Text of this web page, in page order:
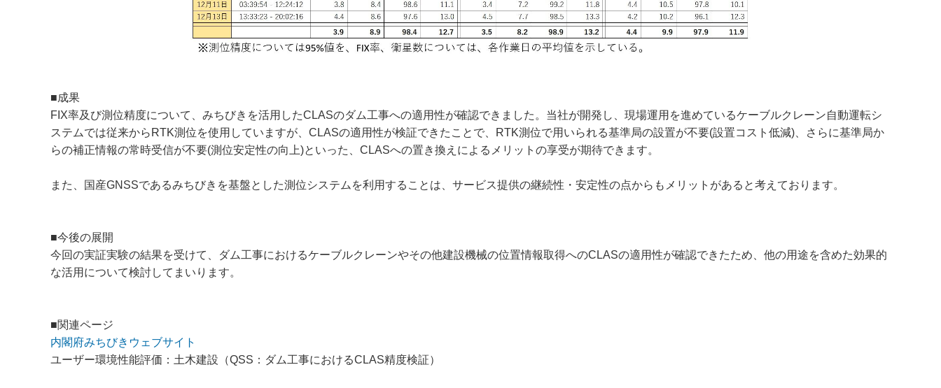
■成果
FIX率及び測位精度について、みちびきを活用したCLASのダム工事への適用性が確認できました。当社が開発し、現場運用を進めているケーブルクレーン自動運転シ
ステムでは従来からRTK測位を使用していますが、CLASの適用性が検証できたことで、RTK測位で用いられる基準局の設置が不要(設置コスト低減)、さらに基準局か
らの補正情報の常時受信が不要(測位安定性の向上)といった、CLASへの置き換えによるメリットの享受が期待できます。
また、国産GNSSであるみちびきを基盤とした測位システムを利用することは、サービス提供の継続性・安定性の点からもメリットがあると考えております。
■今後の展開
今回の実証実験の結果を受けて、ダム工事におけるケーブルクレーンやその他建設機械の位置情報取得へのCLASの適用性が確認できたため、他の用途を含めた効果的
な活用について検討してまいります。
■関連ページ
内閣府みちびきウェブサイト
ユーザー環境性能評価：土木建設（QSS：ダム工事におけるCLAS精度検証）